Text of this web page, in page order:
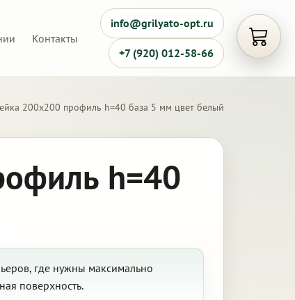
Контакты
info@grilyato-opt.ru
+7 (920) 012-58-66
200х200 профиль h=40 база 5 мм цвет белый
h=40
где нужны максимально
поверхность.
Открыть